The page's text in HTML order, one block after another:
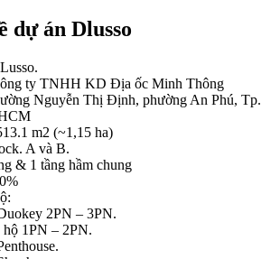
dự án Dlusso
ty TNHH KD Địa ốc Minh Thông
Nguyễn Thị Định, phường An Phú, Tp.
m2 (~1,15 ha)
A và B.
& 1 tầng hầm chung
2PN – 3PN.
hộ 1PN – 2PN.